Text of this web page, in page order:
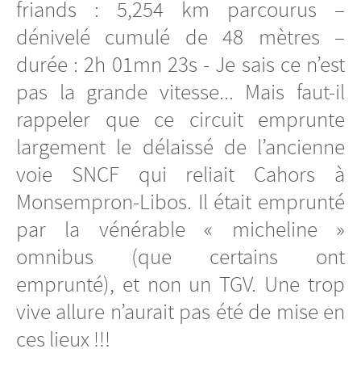
friands : 5,254 km parcourus –
dénivelé cumulé de 48 mètres –
durée : 2h 01mn 23s - Je sais ce n’est
pas la grande vitesse... Mais faut-il
rappeler que ce circuit emprunte
largement le délaissé de l’ancienne
voie SNCF qui reliait Cahors à
Monsempron-Libos. Il était emprunté
par la vénérable « micheline »
omnibus (que certains ont
emprunté), et non un TGV. Une trop
vive allure n’aurait pas été de mise en
ces lieux !!!